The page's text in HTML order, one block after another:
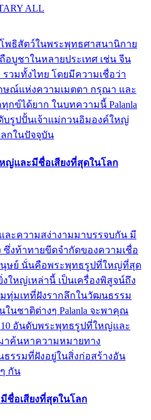
ALL
พธิสัตว์ในพระพุทธศาสนานิกาย
อบูชาในหลายประเทศ เช่น จีน
วมทั้งไทย โดยมีความเชื่อว่า
ษณ์แห่งความเมตตา กรุณา และ
กข์ได้ยาก ในบทความนี้ Palanla
บรูปปั้นเจ้าแม่กวนอิมองค์ใหญ่
กในปัจจุบัน
ญ่และมีชื่อเสียงที่สุดในโลก
ะความสง่างามมาบรรจบกัน มี
ซึ่งท้าทายขีดจำกัดของความเชื่อ
นุษย์ นั่นคือพระพุทธรูปที่ใหญ่ที่สุด
ใหญ่เหล่านี้ เป็นเครื่องพิสูจน์ถึง
ทุ่มเทที่ฝังรากลึกในวัฒนธรรม
นชาติต่างๆ Palanla จะพาคุณ
10 อันดับพระพุทธรูปที่ใหญ่และ
าค้นหาความหมายทาง
รรมที่ฝังอยู่ในสิ่งก่อสร้างอัน
กัน
ชื่อเสียงที่สุดในโลก